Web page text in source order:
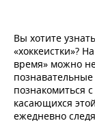
Вы хотите
«хоккеистки»?
время» можно
познавательные
познакомиться
касающихся
ежедневно